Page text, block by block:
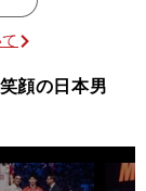
顔の日本男